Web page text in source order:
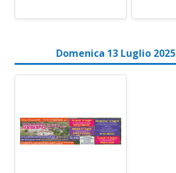
Domenica 13 Luglio 2025